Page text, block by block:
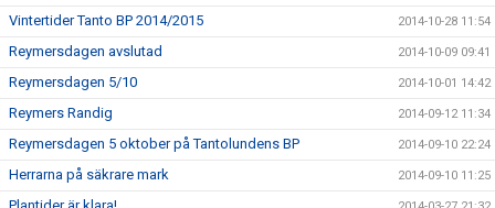
Vintertider Tanto BP 2014/2015 2014-10-28 11:54
Reymersdagen avslutad 2014-10-09 09:41
Reymersdagen 5/10 2014-10-01 14:42
Reymers Randig 2014-09-12 11:34
Reymersdagen 5 oktober på Tantolundens BP 2014-09-10 22:24
Herrarna på säkrare mark 2014-09-10 11:25